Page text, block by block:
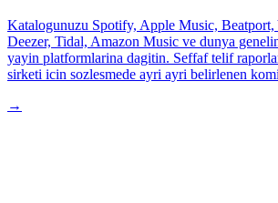
Katalogunuzu Spotify, Apple Music, Beatport,
Deezer, Tidal, Amazon Music ve dunya
yayin platformlarina dagitin. Seffaf telif
sirketi icin sozlesmede ayri ayri belirlenen
→